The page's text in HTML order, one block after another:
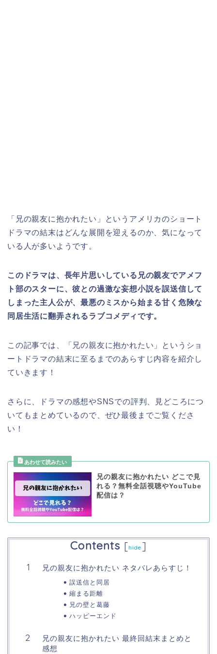
「兄の親友に抱かれたい」というアメリカのショート
ドラマの結末はどんな展開を迎えるのか、気になって
いる人が多いようです。
このドラマは、長年片思いしている兄の親友でアメフ
ト部のスターに、彼との過激な妄想小説を誤送信して
しまった主人公が、最悪のミスから始まる甘く危険な
同居生活に翻弄されるラブコメディです。
この記事では、「兄の親友に抱かれたい 」 と いうショ
ートドラマの結末に至るまでのあらすじ内容を紹介し
ていきます！
さらに、ドラマの感想やSNSでの評判、見どころにつ
いてもまとめているので、ぜひ最後までご覧くださ
い！
兄の親友に抱かれたい どこで見
れる？無料全話視聴やYouTube
配信は？
Contents [hide ]
兄の親友に抱かれたい ネタバレあらすじ！
誤送信と同居
縮まる距離
兄の壁と葛藤
ハッピーエンド
兄の親友に抱かれたい 最終回結末まとめと
感想